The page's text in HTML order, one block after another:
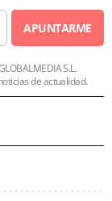
APUNTARME
S.L.
de actualidad.